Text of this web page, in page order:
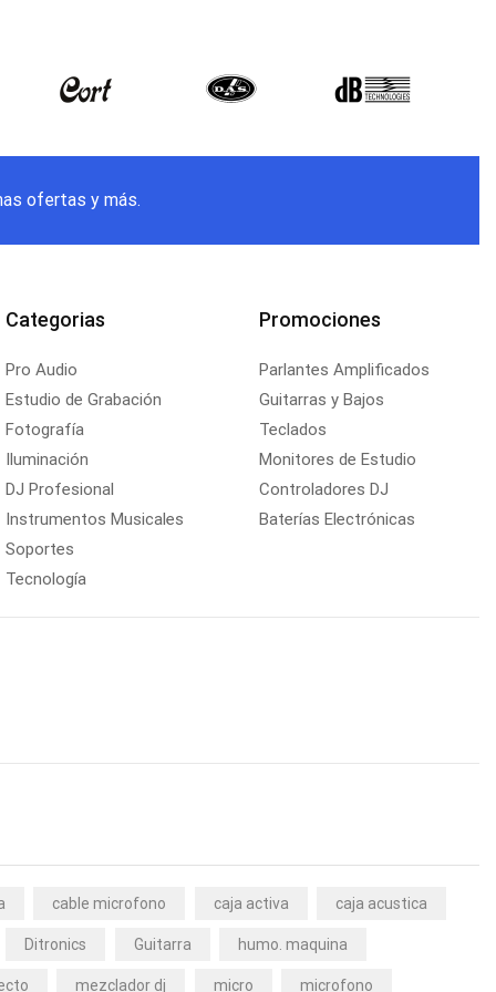
ofertas y más.
Categorias
Pro Audio
Estudio de Grabación
Fotografía
Iluminación
DJ Profesional
Instrumentos Musicales
Soportes
Tecnología
Promociones
Parlantes Amplificados
Guitarras y Bajos
Teclados
Monitores de Estudio
Controladores DJ
Baterías Electrónicas
cable microfono caja activa caja acustica
Ditronics Guitarra humo. maquina
mezclador dj micro microfono